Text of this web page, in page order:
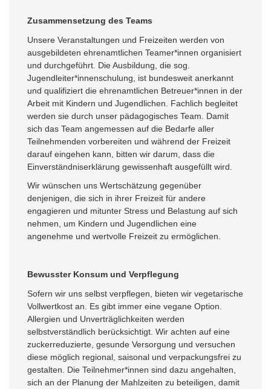
Zusammensetzung des Teams
Unsere Veranstaltungen und Freizeiten werden von
ausgebildeten ehrenamtlichen Teamer*innen organisiert
und durchgeführt. Die Ausbildung, die sog.
Jugendleiter*innenschulung, ist bundesweit anerkannt
und qualifiziert die ehrenamtlichen Betreuer*innen in der
Arbeit mit Kindern und Jugendlichen. Fachlich begleitet
werden sie durch unser pädagogisches Team. Damit
sich das Team angemessen auf die Bedarfe aller
Teilnehmenden vorbereiten und während der Freizeit
darauf eingehen kann, bitten wir darum, dass die
Einverständniserklärung gewissenhaft ausgefüllt wird.
Wir wünschen uns Wertschätzung gegenüber
denjenigen, die sich in ihrer Freizeit für andere
engagieren und mitunter Stress und Belastung auf sich
nehmen, um Kindern und Jugendlichen eine
angenehme und wertvolle Freizeit zu ermöglichen.
Bewusster Konsum und Verpflegung
Sofern wir uns selbst verpflegen, bieten wir vegetarische
Vollwertkost an. Es gibt immer eine vegane Option.
Allergien und Unverträglichkeiten werden
selbstverständlich berücksichtigt. Wir achten auf eine
zuckerreduzierte, gesunde Versorgung und versuchen
diese möglich regional, saisonal und verpackungsfrei zu
gestalten. Die Teilnehmer*innen sind dazu angehalten,
sich an der Planung der Mahlzeiten zu beteiligen, damit